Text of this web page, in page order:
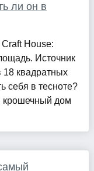
ли он в
House:
Источник
квадратных
себя в тесноте?
крошечный дом